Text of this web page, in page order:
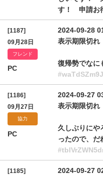
す！ 申請お
[1187]
09月28日
フレンド
PC
2024-09-28
表示期限切れ
復帰勢でなに
[1186]
09月27日
協力
PC
2024-09-27
表示期限切れ
久しぶりにや
ったので、だ
[1185]
2024-09-27